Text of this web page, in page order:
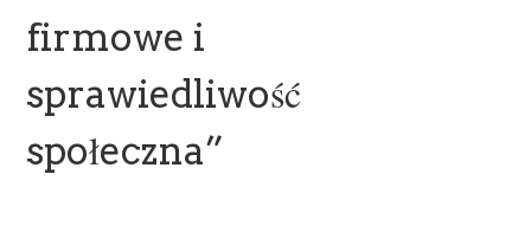
firmowe i
sprawiedliwość
społeczna”